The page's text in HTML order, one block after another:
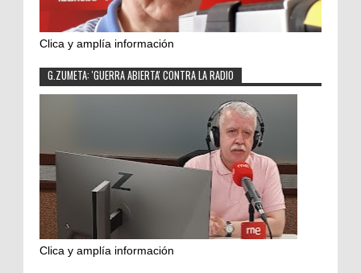
Clica y amplía información
G.ZUMETA: 'GUERRA ABIERTA' CONTRA LA RADIO
Clica y amplía información